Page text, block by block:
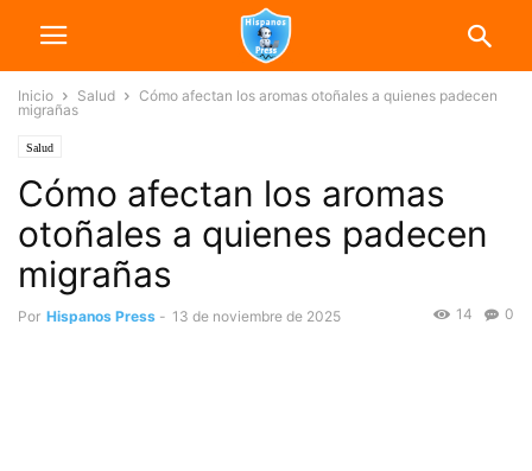
Inicio Salud
Cómo afectan los aromas otoñales a quienes padecen
migrañas
Salud
Cómo afectan los aromas
otoñales a quienes padecen
migrañas
Por Hispanos Press - 13 de noviembre de 2025 0
14